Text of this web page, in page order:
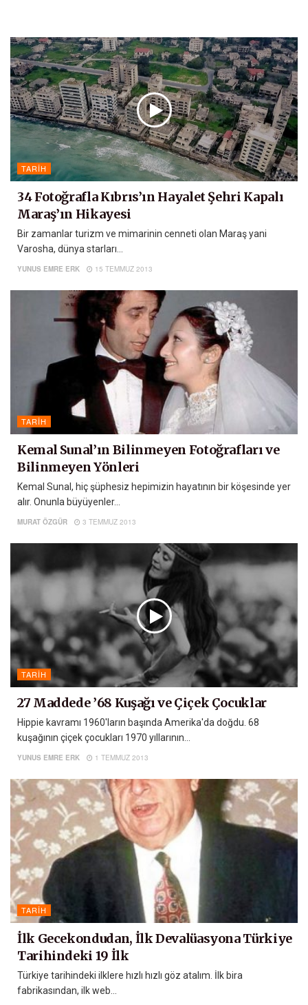
TARIH
34 Fotoğrafla Kıbrıs’ın Hayalet Şehri Kapalı
Maraş’ın Hikayesi
Bir zamanlar turizm ve mimarinin cenneti olan Maraş yani
Varosha, dünya starları...
YUNUS EMRE ERK 15 TEMMUZ 2013
TARIH
Kemal Sunal’ın Bilinmeyen Fotoğrafları ve
Bilinmeyen Yönleri
Kemal Sunal, hiç şüphesiz hepimizin hayatının bir köşesinde yer
alır. Onunla büyüyenler...
MURAT ÖZGÜR 3 TEMMUZ 2013
TARIH
27 Maddede ’68 Kuşağı ve Çiçek Çocuklar
Hippie kavramı 1960'ların başında Amerika'da doğdu. 68
kuşağının çiçek çocukları 1970 yıllarının...
YUNUS EMRE ERK 1 TEMMUZ 2013
TARIH
İlk Gecekondudan, İlk Devalüasyona Türkiye
Tarihindeki 19 İlk
Türkiye tarihindeki ilklere hızlı hızlı göz atalım. İlk bira
fabrikasından, ilk web...